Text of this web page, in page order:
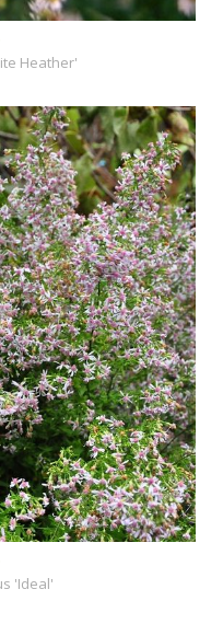
Heather'
'Ideal'